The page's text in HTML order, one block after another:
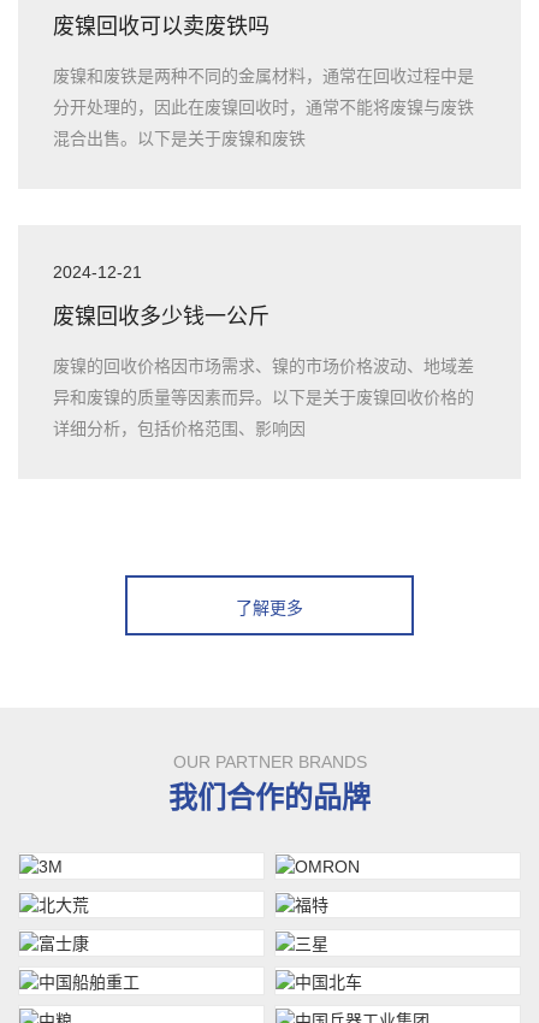
废镍回收可以卖废铁吗
废镍和废铁是两种不同的金属材料，通常在回收过程中是
分开处理的，因此在废镍回收时，通常不能将废镍与废铁
混合出售。以下是关于废镍和废铁
2024-12-21
废镍回收多少钱一公斤
废镍的回收价格因市场需求、镍的市场价格波动、地域差
异和废镍的质量等因素而异。以下是关于废镍回收价格的
详细分析，包括价格范围、影响因
了解更多
OUR PARTNER BRANDS
我们合作的品牌